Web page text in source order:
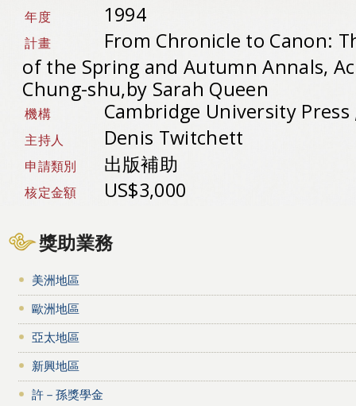
年度 1994
計畫
From Chronicle to Canon:
of the Spring and Autumn Annals,
Chung-shu,by Sarah Queen
機構 Cambridge University Press
主持人 Denis Twitchett
申請類別 出版補助
核定金額 US$3,000
獎助業務
美洲地區
歐洲地區
亞太地區
新興地區
許－孫獎學金